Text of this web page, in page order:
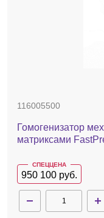
116005500
Гомогенизатор
матриксами
СПЕЦЦЕНА
950 100 руб.